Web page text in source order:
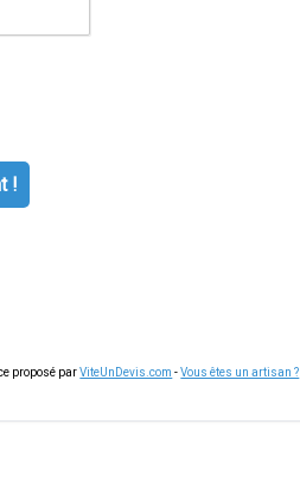
!
proposé parViteUnDevis.com -Vous êtes un artisan ?